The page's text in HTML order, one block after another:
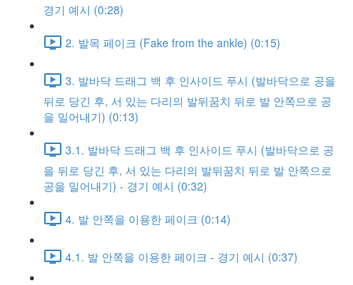
경기 예시 (0:28)
2. 발목 페이크 (Fake from the ankle) (0:15)
3. 발바닥 드래그 백 후 인사이드 푸시 (발바닥으로 공을
뒤로 당긴 후, 서 있는 다리의 발뒤꿈치 뒤로 발 안쪽으로 공
을 밀어내기) (0:13)
3.1. 발바닥 드래그 백 후 인사이드 푸시 (발바닥으로 공
을 뒤로 당긴 후, 서 있는 다리의 발뒤꿈치 뒤로 발 안쪽으로
공을 밀어내기) - 경기 예시 (0:32)
4. 발 안쪽을 이용한 페이크 (0:14)
4.1. 발 안쪽을 이용한 페이크 - 경기 예시 (0:37)